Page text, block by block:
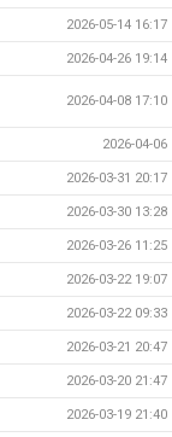
2026-05-14 16:17
2026-04-26 19:14
2026-04-08 17:10
2026-04-06
2026-03-31 20:17
2026-03-30 13:28
2026-03-26 11:25
2026-03-22 19:07
2026-03-22 09:33
2026-03-21 20:47
2026-03-20 21:47
2026-03-19 21:40